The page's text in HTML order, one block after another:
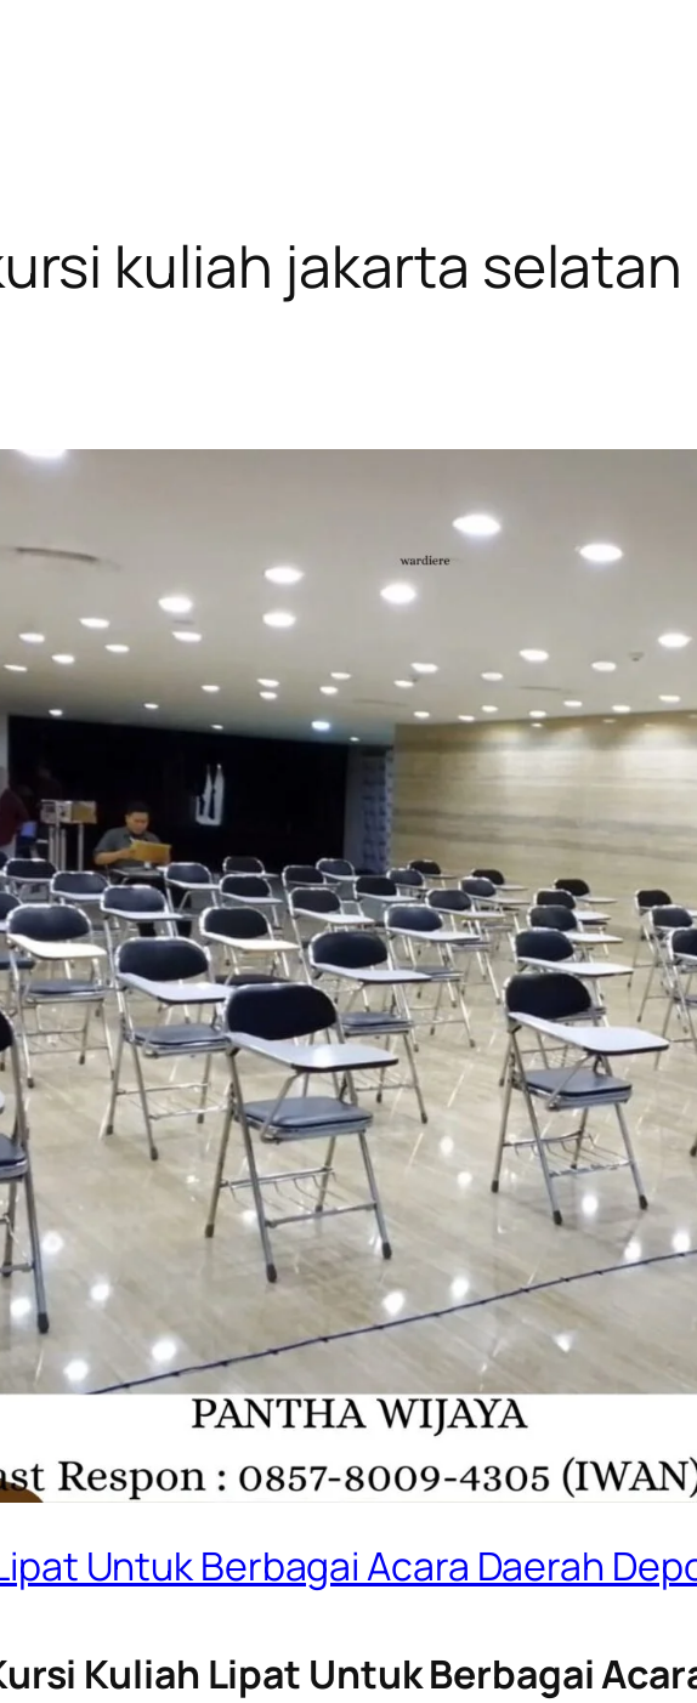
kuliah jakarta selatan
Untuk Berbagai Acara Daerah
Kuliah Lipat Untuk Berbagai